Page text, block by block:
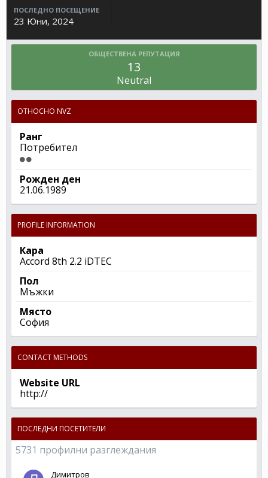
ПОСЛЕДНО ПОСЕЩЕНИЕ
23 Юни, 2024
ОБЩЕСТВЕНА РЕПУТАЦИЯ
13
Neutral
ОТНОСНО NVZ
Ранг
Потребител
Рожден ден
21.06.1989
PROFILE INFORMATION
Кара
Accord 8th 2.2 iDTEC
Пол
Мъжки
Място
София
CONTACT METHODS
Website URL
http://
ПОСЛЕДНИ ПОСЕТИТЕЛИ
5731 профилни разглеждания
Димитров